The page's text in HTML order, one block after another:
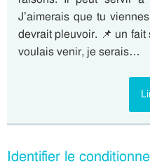
J’aimerais que tu
devrait pleuvoir. 📌 un
voulais venir, je serais…
Identifier le